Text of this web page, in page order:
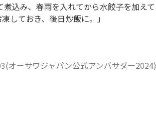
込み、春雨を入れてから水餃子を加えて
しておき、後日炒飯に。」
オーサワジャパン公式アンバサダー2024)